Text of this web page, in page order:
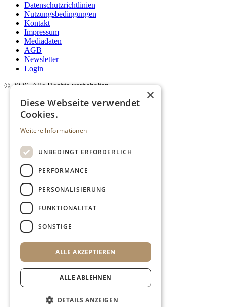
Datenschutzrichtlinien
Nutzungsbedingungen
Kontakt
Impressum
Mediadaten
AGB
Newsletter
Login
© 2026. Alle Rechte vorbehalten.
×
Diese Webseite verwendet
Cookies.
Weitere Informationen
UNBEDINGT ERFORDERLICH
PERFORMANCE
PERSONALISIERUNG
FUNKTIONALITÄT
SONSTIGE
ALLE AKZEPTIEREN
ALLE ABLEHNEN
DETAILS ANZEIGEN